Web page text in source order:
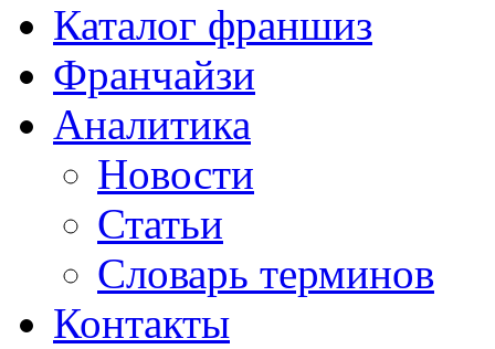
Каталог франшиз
Франчайзи
Аналитика
Новости
Статьи
Словарь терминов
Контакты